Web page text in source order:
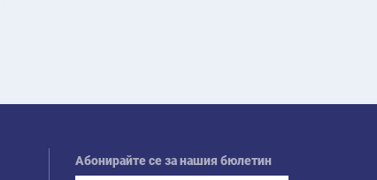
Абонирайте се за нашия бюлетин